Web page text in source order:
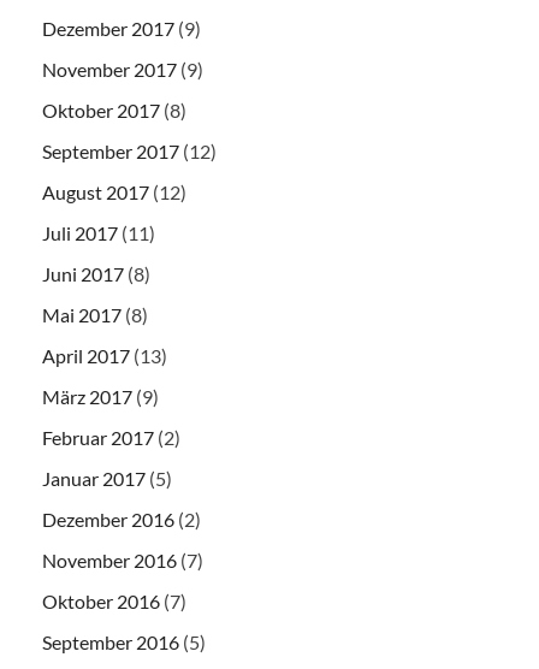
Dezember 2017 (9)
November 2017 (9)
Oktober 2017 (8)
September 2017 (12)
August 2017 (12)
Juli 2017 (11)
Juni 2017 (8)
Mai 2017 (8)
April 2017 (13)
März 2017 (9)
Februar 2017 (2)
Januar 2017 (5)
Dezember 2016 (2)
November 2016 (7)
Oktober 2016 (7)
September 2016 (5)